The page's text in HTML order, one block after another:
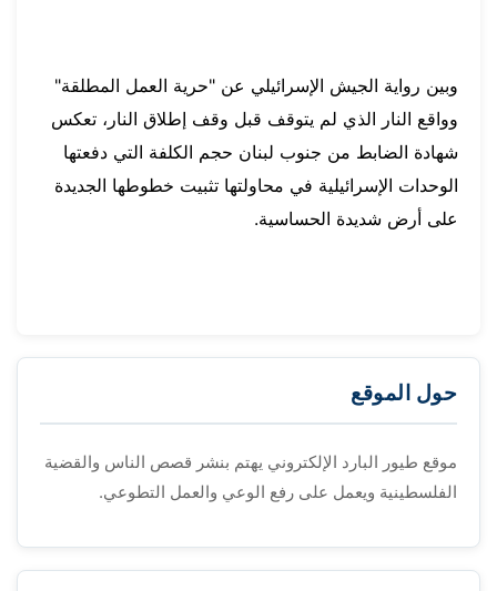
وبين رواية الجيش الإسرائيلي عن "حرية العمل المطلقة"
وواقع النار الذي لم يتوقف قبل وقف إطلاق النار، تعكس
شهادة الضابط من جنوب لبنان حجم الكلفة التي دفعتها
الوحدات الإسرائيلية في محاولتها تثبيت خطوطها الجديدة
على أرض شديدة الحساسية.
حول الموقع
موقع طيور البارد الإلكتروني يهتم بنشر قصص الناس والقضية
الفلسطينية ويعمل على رفع الوعي والعمل التطوعي.